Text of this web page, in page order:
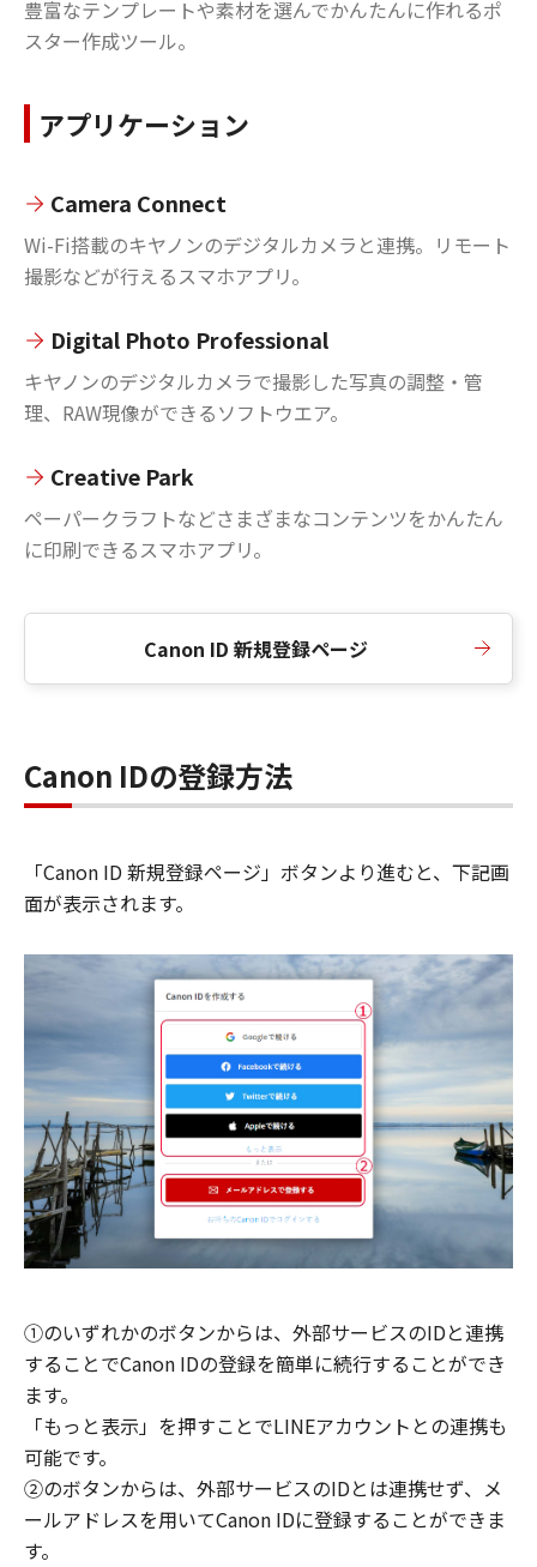
豊富なテンプレートや素材を選んでかんたんに作れるポ
スター作成ツール。
アプリケーション
Camera Connect
Wi-Fi搭載のキヤノンのデジタルカメラと連携。リモート
撮影などが行えるスマホアプリ。
Digital Photo Professional
キヤノンのデジタルカメラで撮影した写真の調整・管
理、RAW現像ができるソフトウエア。
Creative Park
ペーパークラフトなどさまざまなコンテンツをかんたん
に印刷できるスマホアプリ。
Canon ID 新規登録ページ
Canon IDの登録方法
「Canon ID 新規登録ページ」ボタンより進むと、下記画
面が表示されます。
①のいずれかのボタンからは、外部サービスのIDと連携
することでCanon IDの登録を簡単に続行することができ
ます。
「もっと表示」を押すことでLINEアカウントとの連携も
可能です。
②のボタンからは、外部サービスのIDとは連携せず、メ
ールアドレスを用いてCanon IDに登録することができま
す。